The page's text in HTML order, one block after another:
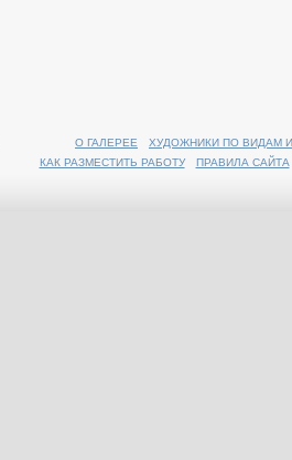
О ГАЛЕРЕЕ
ХУДОЖНИКИ ПО ВИДАМ
КАК РАЗМЕСТИТЬ РАБОТУ
ПРАВИЛА САЙТА